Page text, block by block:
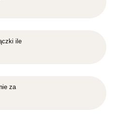
ile
za